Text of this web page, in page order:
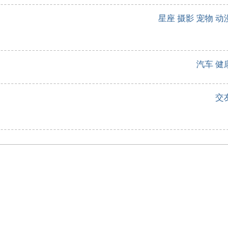
星座 摄影 宠物 动
汽车 健
交